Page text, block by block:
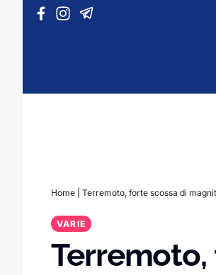
Vai al contenuto
Home Terremoto, forte scossa di
VARIE